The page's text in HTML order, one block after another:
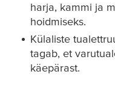
harja, kammi ja
hoidmiseks.
Külaliste
tagab, et
käepärast.